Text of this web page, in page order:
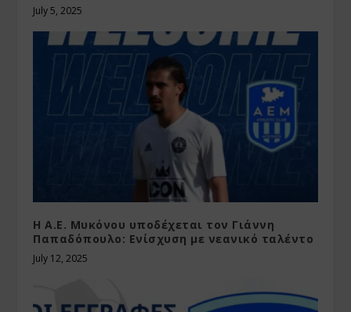
July 5, 2025
Η Α.Ε. Μυκόνου υποδέχεται τον Γιάννη
Παπαδόπουλο: Ενίσχυση με νεανικό ταλέντο
July 12, 2025